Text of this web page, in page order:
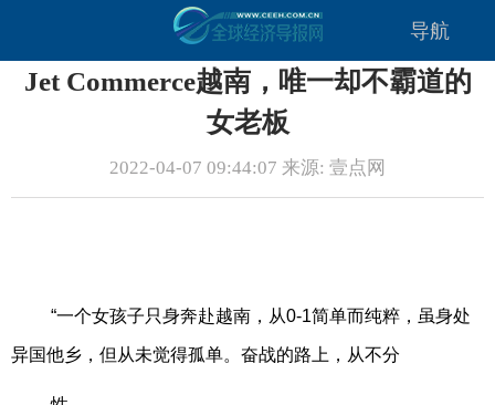
导航
Jet Commerce越南，唯一却不霸道的
女老板
2022-04-07 09:44:07 来源: 壹点网
“一个女孩子只身奔赴越南，从0-1简单而纯粹，虽身处
异国他乡，但从未觉得孤单。奋战的路上，从不分